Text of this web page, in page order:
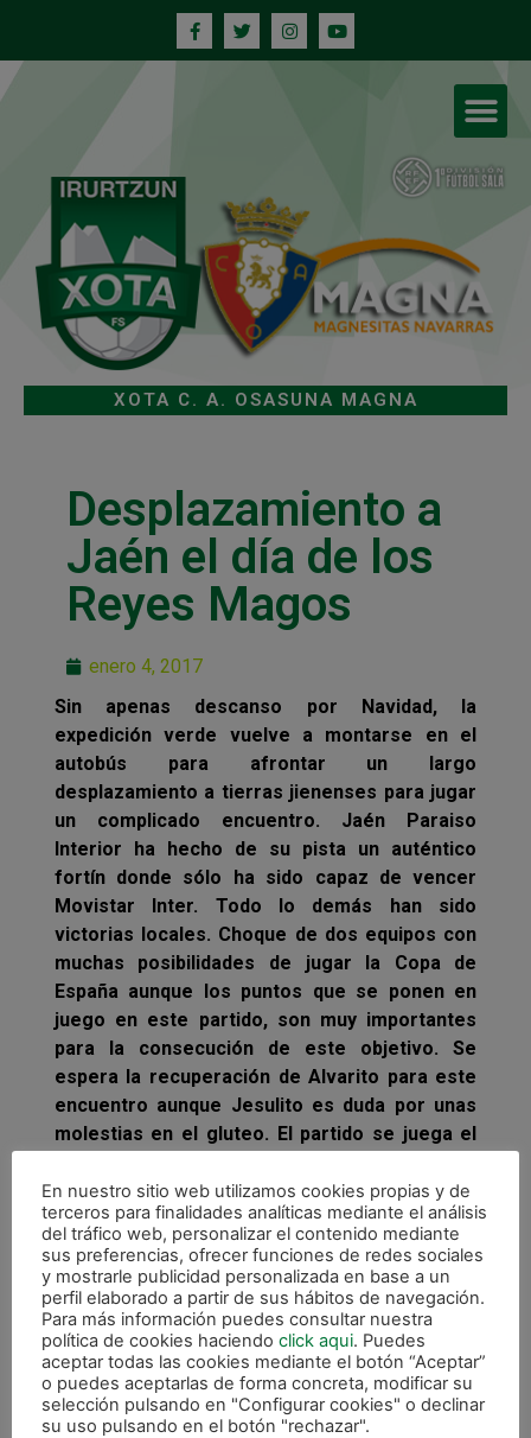
XOTA C. A. OSASUNA MAGNA
Desplazamiento a
Jaén el día de los
Reyes Magos
enero 4, 2017
Sin apenas descanso por Navidad, la
expedición verde vuelve a montarse en el
autobús para afrontar un largo
desplazamiento a tierras jienenses para jugar
un complicado encuentro. Jaén Paraiso
Interior ha hecho de su pista un auténtico
fortín donde sólo ha sido capaz de vencer
Movistar Inter. Todo lo demás han sido
victorias locales. Choque de dos equipos con
muchas posibilidades de jugar la Copa de
España aunque los puntos que se ponen en
juego en este partido, son muy importantes
para la consecución de este objetivo. Se
espera la recuperación de Alvarito para este
encuentro aunque Jesulito es duda por unas
molestias en el gluteo. El partido se juega el
Pabellón La Salobreja.
En nuestro sitio web utilizamos cookies propias y de
terceros para finalidades analíticas mediante el análisis
del tráfico web, personalizar el contenido mediante
sus preferencias, ofrecer funciones de redes sociales
y mostrarle publicidad personalizada en base a un
perfil elaborado a partir de sus hábitos de navegación.
Para más información puedes consultar nuestra
política de cookies haciendo click aqui. Puedes
aceptar todas las cookies mediante el botón “Aceptar”
o puedes aceptarlas de forma concreta, modificar su
selección pulsando en "Configurar cookies" o declinar
su uso pulsando en el botón "rechazar".